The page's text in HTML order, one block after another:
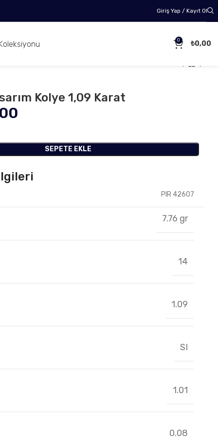
Giriş Yap / Kayıt Ol
0 ₺0,00
Kolye 1,09 Karat
SEPETE EKLE
PIR 42607
7.76 gr
14
1.09
SI
1.01
0.08